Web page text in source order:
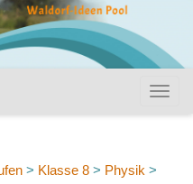
> Klasse 8 > Physik >